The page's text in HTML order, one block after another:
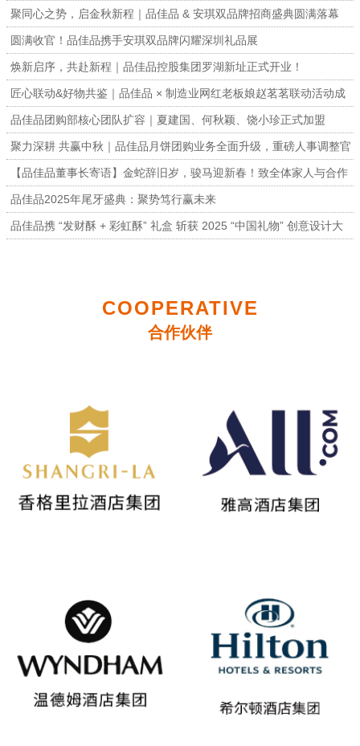
聚同心之势，启金秋新程｜品佳品 & 安琪双品牌招商盛典圆满落幕
圆满收官！品佳品携手安琪双品牌闪耀深圳礼品展
焕新启序，共赴新程｜品佳品控股集团罗湖新址正式开业！
匠心联动&好物共鉴｜品佳品 × 制造业网红老板娘赵茗茗联动活动成
功举办
品佳品团购部核心团队扩容｜夏建国、何秋颖、饶小珍正式加盟
聚力深耕 共赢中秋｜品佳品月饼团购业务全面升级，重磅人事调整官
【品佳品董事长寄语】金蛇辞旧岁，骏马迎新春！致全体家人与合作
伙伴的一封信
品佳品2025年尾牙盛典：聚势笃行赢未来
品佳品携 “发财酥 + 彩虹酥” 礼盒 斩获 2025 “中国礼物” 创意设计大
COOPERATIVE
合作伙伴